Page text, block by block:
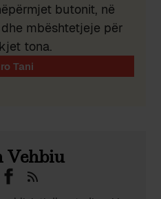
butonit, në
mbështetjeje për
tona.
Vehbiu